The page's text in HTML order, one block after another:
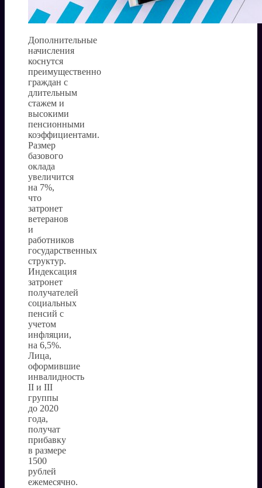
Дополнительные
начисления
коснутся
преимущественно
граждан с
длительным
стажем и
высокими
пенсионными
коэффициентами.
Размер
базового
оклада
увеличится
на 7%,
что
затронет
ветеранов
и
работников
государственных
структур.
Индексация
затронет
получателей
социальных
пенсий с
учетом
инфляции,
на 6,5%.
Лица,
оформившие
инвалидность
II и III
группы
до 2020
года,
получат
прибавку
в размере
1500
рублей
ежемесячно.